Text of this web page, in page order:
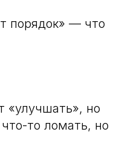
порядок» — что
но
то ломать, но